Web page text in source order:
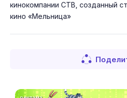
кинокомпании СТВ, созданный
кино «Мельница»